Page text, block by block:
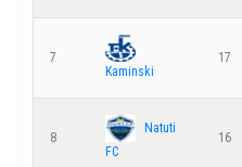
7
Kaminski
17
8
Natuti
FC
16